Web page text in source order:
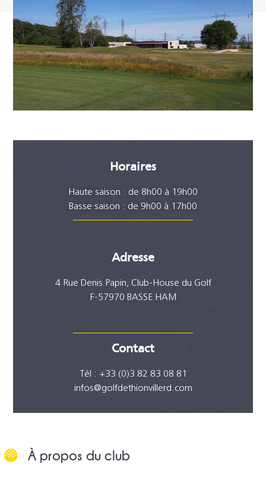
Horaires
Haute saison : de 8h00 à 19h00
Basse saison : de 9h00 à 17h00
Adresse
4 Rue Denis Papin, Club-House du Golf
F-57970 BASSE HAM
Contact
Tél : +33 (0)3 82 83 08 81
infos@golfdethionvillerd.com
À propos du club